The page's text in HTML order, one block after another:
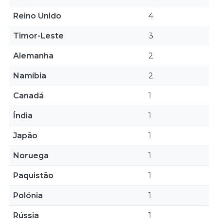
Reino Unido 4
Timor-Leste 3
Alemanha 2
Namíbia 2
Canadá 1
Índia 1
Japão 1
Noruega 1
Paquistão 1
Polónia 1
Rússia 1